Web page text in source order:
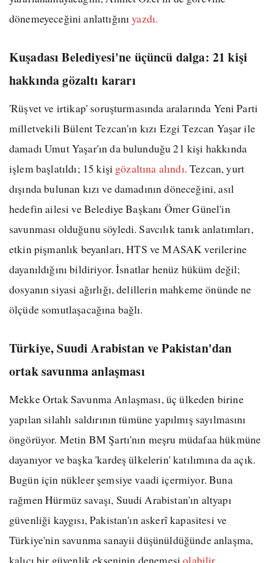
dönemeyeceğini anlattığınıyazdı.
Kuşadası Belediyesi'ne üçüncü dalga: 21 kişi
hakkında gözaltı kararı
'Rüşvet ve irtikap' soruşturmasında aralarında Yeni Parti
milletvekili Bülent Tezcan'ın kızı Ezgi Tezcan Yaşar ile
damadı Umut Yaşar'ın da bulunduğu 21 kişi hakkında
işlem başlatıldı; 15 kişi gözaltına alındı. Tezcan, yurt
dışında bulunan kızı ve damadının döneceğini, asıl
hedefin ailesi ve Belediye Başkanı Ömer Günel'in
savunması olduğunu söyledi. Savcılık tanık anlatımları,
etkin pişmanlık beyanları, HTS ve MASAK verilerine
dayanıldığını bildiriyor. İsnatlar henüz hüküm değil;
dosyanın siyasi ağırlığı, delillerin mahkeme önünde ne
ölçüde somutlaşacağına bağlı.
Türkiye, Suudi Arabistan ve Pakistan'dan
ortak savunma anlaşması
Mekke Ortak Savunma Anlaşması, üç ülkeden birine
yapılan silahlı saldırının tümüne yapılmış sayılmasını
öngörüyor. Metin BM Şartı'nın meşru müdafaa hükmüne
dayanıyor ve başka 'kardeş ülkelerin' katılımına da açık.
Bugün için nükleer şemsiye vaadi içermiyor. Buna
rağmen Hürmüz savaşı, Suudi Arabistan'ın altyapı
güvenliği kaygısı, Pakistan'ın askerî kapasitesi ve
Türkiye'nin savunma sanayii düşünüldüğünde anlaşma,
kalıcı bir güvenlik ekseninin denemesiolabilir.